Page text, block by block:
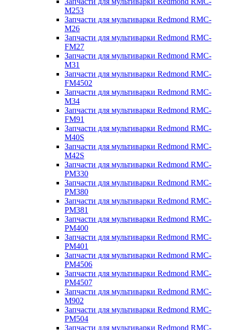
M253
Запчасти для мультиварки Redmond RMC-
M26
Запчасти для мультиварки Redmond RMC-
FM27
Запчасти для мультиварки Redmond RMC-
M31
Запчасти для мультиварки Redmond RMC-
FM4502
Запчасти для мультиварки Redmond RMC-
M34
Запчасти для мультиварки Redmond RMC-
FM91
Запчасти для мультиварки Redmond RMC-
M40S
Запчасти для мультиварки Redmond RMC-
M42S
Запчасти для мультиварки Redmond RMC-
PM330
Запчасти для мультиварки Redmond RMC-
PM380
Запчасти для мультиварки Redmond RMC-
PM381
Запчасти для мультиварки Redmond RMC-
PM400
Запчасти для мультиварки Redmond RMC-
PM401
Запчасти для мультиварки Redmond RMC-
PM4506
Запчасти для мультиварки Redmond RMC-
PM4507
Запчасти для мультиварки Redmond RMC-
M902
Запчасти для мультиварки Redmond RMC-
PM504
Запчасти для мультиварки Redmond RMC-